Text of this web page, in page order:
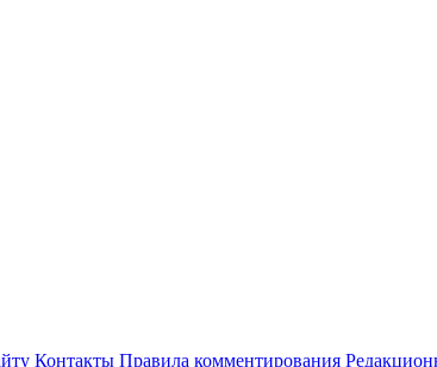
Контакты Правила комментирования